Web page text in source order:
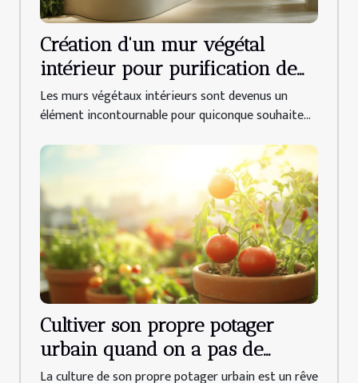
Création d'un mur végétal
intérieur pour purification de
l'air espèces de plantes et
entretien
Les murs végétaux intérieurs sont devenus un
élément incontournable pour quiconque souhaite...
Cultiver son propre potager
urbain quand on a pas de
jardin techniques et conseils
La culture de son propre potager urbain est un rêve